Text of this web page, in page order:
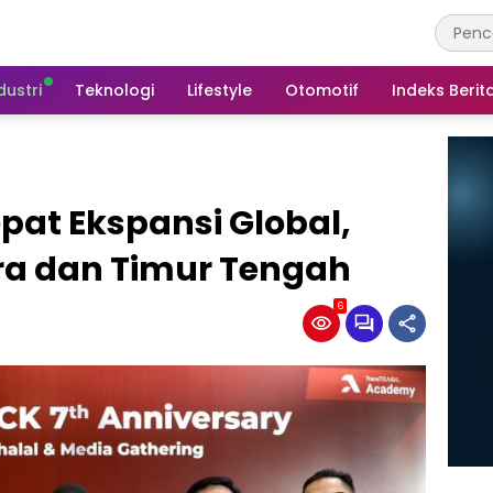
Teknologi Lifestyle Otomotif Indeks
Ekspansi Global,
dan Timur Tengah
6